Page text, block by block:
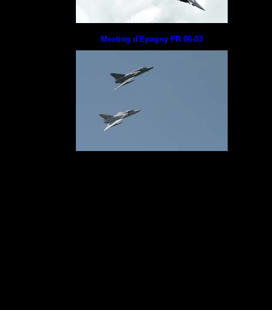
Meeting d'Epagny FR 06-03